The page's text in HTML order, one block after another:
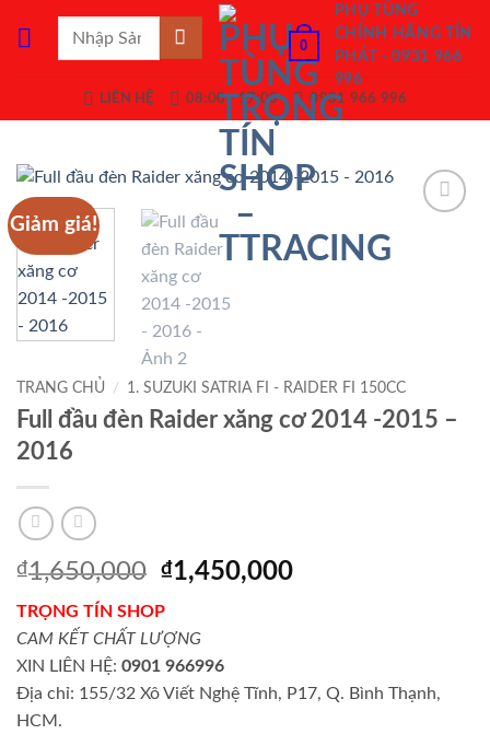
0
PHỤ TÙNG
CHÍNH HÃNG TÍN
PHÁT - 0931 966
996
LIÊN HỆ 08:00 - 17:00 0931 966 996
Giảm giá!
TRANG CHỦ / 1. SUZUKI SATRIA FI - RAIDER FI 150CC
Full đầu đèn Raider xăng cơ 2014 -2015 –
2016
₫1,650,000 Giá
là:
₫1,650,000.
₫1,450,000Giá
TRỌNG TÍN SHOP
CAM KẾT CHẤT LƯỢNG
XIN LIÊN HỆ: 0901 966996
Địa chỉ: 155/32 Xô Viết Nghệ Tĩnh, P17, Q. Bình Thạnh,
HCM.